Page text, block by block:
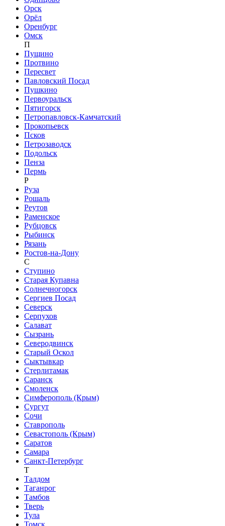
Орск
Орёл
Оренбург
Омск
П
Пущино
Протвино
Пересвет
Павловский Посад
Пушкино
Первоуральск
Пятигорск
Петропавловск-Камчатский
Прокопьевск
Псков
Петрозаводск
Подольск
Пенза
Пермь
Р
Руза
Рошаль
Реутов
Раменское
Рубцовск
Рыбинск
Рязань
Ростов-на-Дону
С
Ступино
Старая Купавна
Солнечногорск
Сергиев Посад
Северск
Серпухов
Салават
Сызрань
Северодвинск
Старый Оскол
Сыктывкар
Стерлитамак
Саранск
Смоленск
Симферополь (Крым)
Сургут
Сочи
Ставрополь
Севастополь (Крым)
Саратов
Самара
Санкт-Петербург
Т
Талдом
Таганрог
Тамбов
Тверь
Тула
Томск